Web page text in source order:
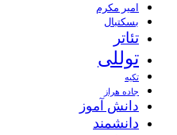
امیر مکرم
بسکتبال
تئاتر
توللی
تکیه
جاده هراز
دانش آموز
دانشمند